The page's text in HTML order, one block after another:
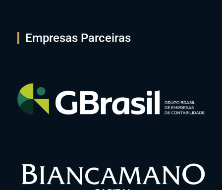
Empresas Parceiras